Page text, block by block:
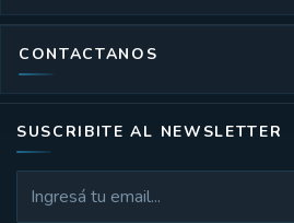
CONTACTANOS
SUSCRIBITE AL NEWSLETTER